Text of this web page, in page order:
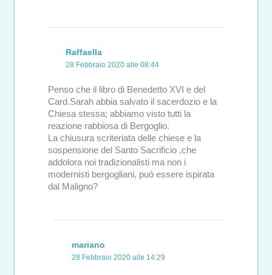
Raffaella
28 Febbraio 2020 alle 08:44
Penso che il libro di Benedetto XVI e del
Card.Sarah abbia salvato il sacerdozio e la
Chiesa stessa; abbiamo visto tutti la
reazione rabbiosa di Bergoglio.
La chiusura scriteriata delle chiese e la
sospensione del Santo Sacrificio ,che
addolora noi tradizionalisti ma non i
modernisti bergogliani, può essere ispirata
dal Maligno?
mariano
28 Febbraio 2020 alle 14:29